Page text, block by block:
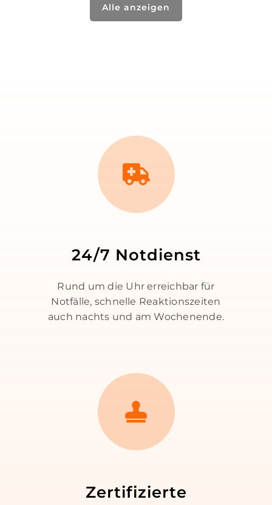
Alle anzeigen
24/7 Notdienst
Rund um die Uhr erreichbar für
Notfälle, schnelle Reaktionszeiten
auch nachts und am Wochenende.
Zertifizierte